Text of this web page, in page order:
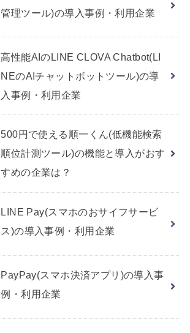
管理ツール)の導入事例・利用企業
高性能AIのLINE CLOVA Chatbot(LI
NEのAIチャットボットツール)の導
入事例・利用企業
500円で使える順一くん(低機能検索
順位計測ツール)の機能と導入がおす
すめの企業は？
LINE Pay(スマホのおサイフサービ
ス)の導入事例・利用企業
PayPay(スマホ決済アプリ)の導入事
例・利用企業